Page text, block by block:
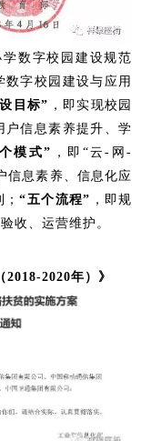
数字校园建设规范
数字校园建设与应用
目标” ，即实现校园
户信息素养提升、学
模式” ，即“云-网-
信息素养、信息化应
；“五个流程” ，即规
收、运营维护。
2020年）》